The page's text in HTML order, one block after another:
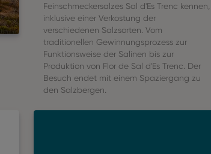
Feinschmeckersalzes Sal d'Es Trenc kennen,
inklusive einer Verkostung der
verschiedenen Salzsorten. Vom
traditionellen Gewinnungsprozess zur
Funktionsweise der Salinen bis zur
Produktion von Flor de Sal d'Es Trenc. Der
Besuch endet mit einem Spaziergang zu
den Salzbergen.